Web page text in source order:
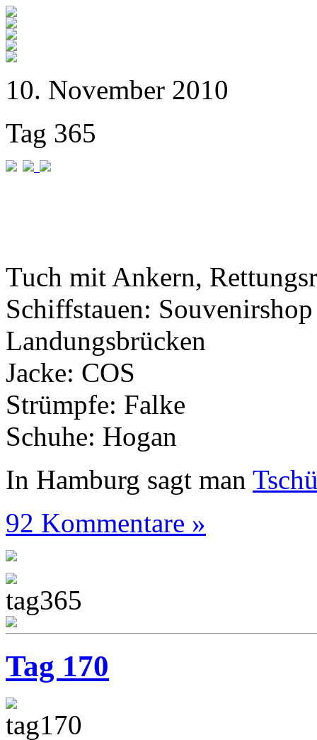
10. November 2010
Tag 365
Tuch mit Ankern,
Schiffstauen:
Landungsbrücken
Jacke: COS
Strümpfe: Falke
Schuhe: Hogan
In Hamburg sagt man
92 Kommentare »
Tag 170